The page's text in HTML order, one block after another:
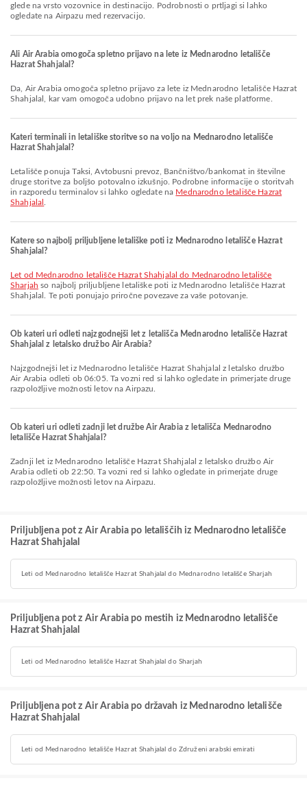
glede na vrsto vozovnice in destinacijo. Podrobnosti o prtljagi si lahko
ogledate na Airpazu med rezervacijo.
Ali Air Arabia omogoča spletno prijavo na lete iz Mednarodno letališče
Hazrat Shahjalal?
Da, Air Arabia omogoča spletno prijavo za lete iz Mednarodno letališče Hazrat
Shahjalal, kar vam omogoča udobno prijavo na let prek naše platforme.
Kateri terminali in letališke storitve so na voljo na Mednarodno letališče
Hazrat Shahjalal?
Letališče ponuja Taksi, Avtobusni prevoz, Bančništvo/bankomat in številne
druge storitve za boljšo potovalno izkušnjo. Podrobne informacije o storitvah
in razporedu terminalov si lahko ogledate na Mednarodno letališče Hazrat
Shahjalal
Katere so najbolj priljubljene letališke poti iz Mednarodno letališče Hazrat
Shahjalal?
let od Mednarodno letališče Hazrat Shahjalal do Mednarodno letališče
Sharjah so najbolj priljubljene letališke poti iz Mednarodno letališče Hazrat
Shahjalal. Te poti ponujajo priročne povezave za vaše potovanje.
Ob kateri uri odleti najzgodnejši let z letališča Mednarodno letališče Hazrat
Shahjalal z letalsko družbo Air Arabia?
Najzgodnejši let iz Mednarodno letališče Hazrat Shahjalal z letalsko družbo
Air Arabia odleti ob 06:05. Ta vozni red si lahko ogledate in primerjate druge
razpoložljive možnosti letov na Airpazu.
Ob kateri uri odleti zadnji let družbe Air Arabia z letališča Mednarodno
letališče Hazrat Shahjalal?
Zadnji let iz Mednarodno letališče Hazrat Shahjalal z letalsko družbo Air
Arabia odleti ob 22:50. Ta vozni red si lahko ogledate in primerjate druge
razpoložljive možnosti letov na Airpazu.
Priljubljena pot z Air Arabia po letališčih iz Mednarodno letališče
Hazrat Shahjalal
Leti od Mednarodno letališče Hazrat Shahjalal do Mednarodno letališče Sharjah
Priljubljena pot z Air Arabia po mestih iz Mednarodno letališče
Hazrat Shahjalal
Leti od Mednarodno letališče Hazrat Shahjalal do Sharjah
Priljubljena pot z Air Arabia po državah iz Mednarodno letališče
Hazrat Shahjalal
Leti od Mednarodno letališče Hazrat Shahjalal do Združeni arabski emirati